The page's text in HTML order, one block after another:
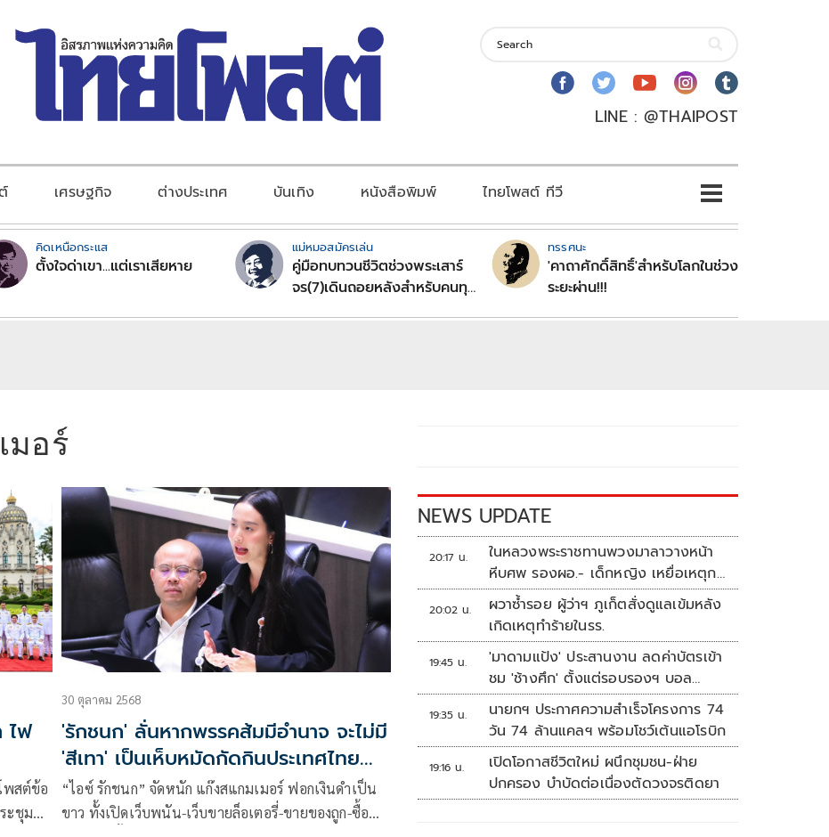
LINE : @THAIPOST
เศรษฐกิจ ต่างประเทศ บันเทิง หนังสือพิมพ์ ไทยโพสต์ ทีวี
คิดเหนือกระแส
ตั้งใจด่าเขา...แต่เราเสียหาย
แม่หมอสมัครเล่น
คู่มือทบทวนชีวิตช่วงพระเสาร์
จร(7)เดินถอยหลังสำหรับคนทุก
ทรรศนะ
'คาถาศักดิ์สิทธิ์'สำหรับโลกในช่วง
ระยะผ่าน!!!
มอร์
ไฟ
พสต์ข้อ
ะชุม
30 ตุลาคม 2568
'รักชนก' ลั่นหากพรรคส้มมีอำนาจ จะไม่มี
'สีเทา' เป็นเห็บหมัดกัดกินประเทศไทย
แน่นอน
“ไอซ์ รักชนก” จัดหนัก แก๊งสแกมเมอร์ ฟอกเงินดำเป็น
ขาว ทั้งเปิดเว็บพนัน-เว็บขายล็อเตอรี่-ขายของถูก-ซื้อ
NEWS UPDATE
20:17 น.
ในหลวงพระราชทานพวงมาลาวางหน้า
หีบศพ รองผอ.- เด็กหญิง เหยื่อเหตุก
ราดยิง
20:02 น.
ผวาซ้ำรอย ผู้ว่าฯ ภูเก็ตสั่งดูแลเข้มหลัง
เกิดเหตุทำร้ายในรร.
19:45 น.
'มาดามแป้ง' ประสานงาน ลดค่าบัตรเข้า
ชม 'ช้างศึก' ตั้งแต่รอบรองฯ บอล
อาเซียน
19:35 น.
นายกฯ ประกาศความสำเร็จโครงการ 74
วัน 74 ล้านแคลฯ พร้อมโชว์เต้นแอโรบิก
19:16 น.
เปิดโอกาสชีวิตใหม่ ผนึกชุมชน-ฝ่าย
ปกครอง บำบัดต่อเนื่องตัดวงจรติดยา